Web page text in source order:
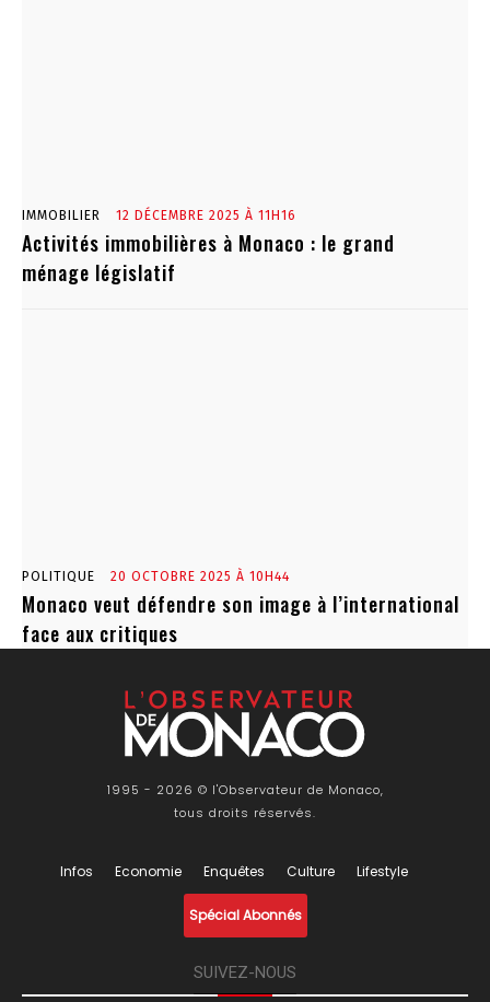
IMMOBILIER 12 DÉCEMBRE 2025 À 11H16
Activités immobilières à Monaco : le grand
ménage législatif
POLITIQUE 20 OCTOBRE 2025 À 10H44
Monaco veut défendre son image à l’international
face aux critiques
1995 - 2026 © l'Observateur de Monaco,
tous droits réservés.
Infos Economie Enquêtes Culture Lifestyle
Spécial Abonnés
SUIVEZ-NOUS